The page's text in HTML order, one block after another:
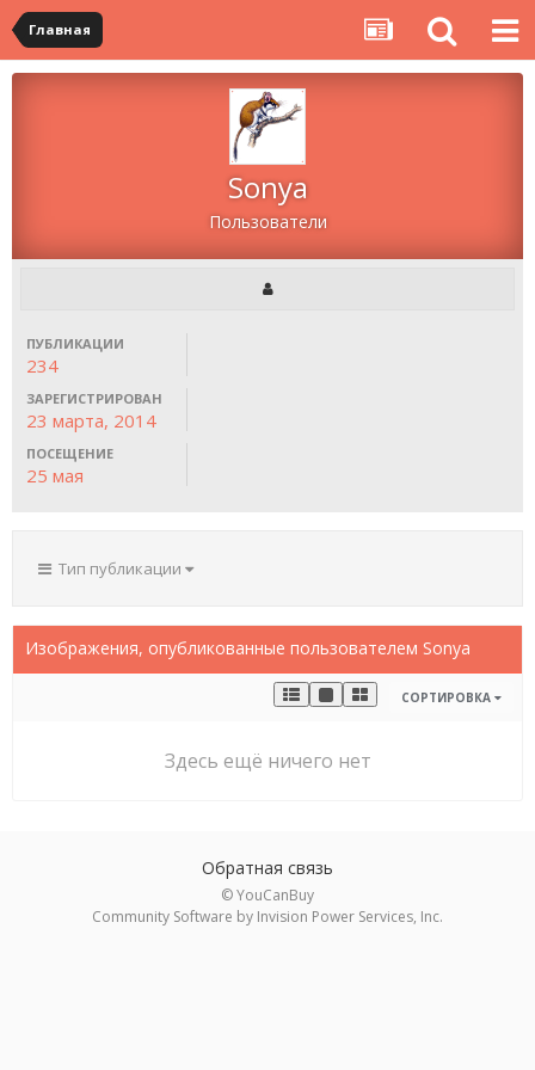
Главная
Sonya
Пользователи
ПУБЛИКАЦИИ
234
ЗАРЕГИСТРИРОВАН
23 марта, 2014
ПОСЕЩЕНИЕ
25 мая
Тип публикации
Изображения, опубликованные пользователем Sonya
СОРТИРОВКА
Здесь ещё ничего нет
Обратная связь
© YouCanBuy
Community Software by Invision Power Services, Inc.